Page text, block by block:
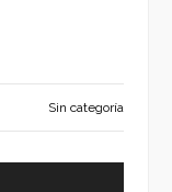
Sin categoría